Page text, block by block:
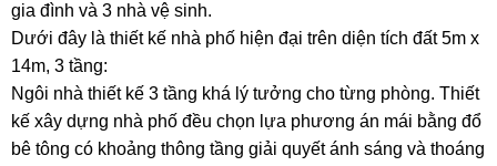
gia đình và 3 nhà vệ sinh.
Dưới đây là thiết kế nhà phố hiện đại trên diện tích đất 5m x
14m, 3 tầng:
Ngôi nhà thiết kế 3 tầng khá lý tưởng cho từng phòng. Thiết
kế xây dựng nhà phố đều chọn lựa phương án mái bằng đổ
bê tông có khoảng thông tầng giải quyết ánh sáng và thoáng